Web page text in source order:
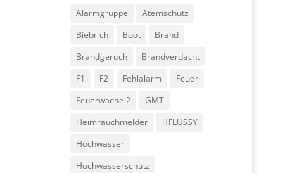
Alarmgruppe
Atemschutz
Biebrich
Boot
Brand
Brandgeruch
Brandverdacht
F1
F2 Fehlalarm
Feuer
Feuerwache 2
GMT
Heimrauchmelder
HFLUSSY
Hochwasser
Hochwasserschutz